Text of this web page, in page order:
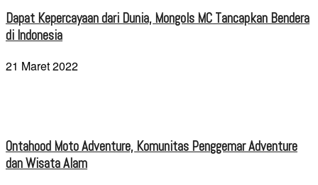
Dapat Kepercayaan dari Dunia, Mongols MC Tancapkan Bendera
di Indonesia
21 Maret 2022
Ontahood Moto Adventure, Komunitas Penggemar Adventure
dan Wisata Alam